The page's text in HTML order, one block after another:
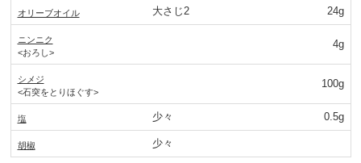
オリーブオイル 大さじ2 24g
ニンニク
<おろし>
4g
シメジ
<石突をとりほぐす>
100g
塩 少々 0.5g
胡椒 少々